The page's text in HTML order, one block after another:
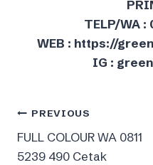
TELP/WA :
WEB : https://
IG :
Post
navigation
PREVIOUS
FULL COLOUR WA 0811
5239 490 Cetak